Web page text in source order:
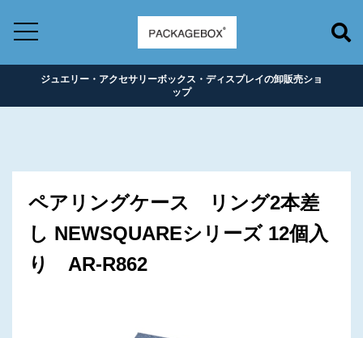
ジュエリー・アクセサリーボックス・ディスプレイの卸販売ショ
ップ
ペアリングケース リング2本差
し NEWSQUAREシリーズ 12個入
り AR-R862